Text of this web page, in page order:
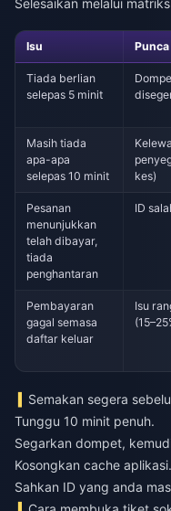
Isu
Tiada berlian
selepas 5 minit
Masih tiada
apa-apa
selepas 10 minit
kes)
Pesanan
menunjukkan
telah dibayar,
tiada
penghantaran
ID
Pembayaran
gagal semasa
daftar keluar
Isu
Semakan segera
Tunggu 10 minit penuh.
Segarkan dompet,
Kosongkan cache aplikasi.
Sahkan ID yang anda